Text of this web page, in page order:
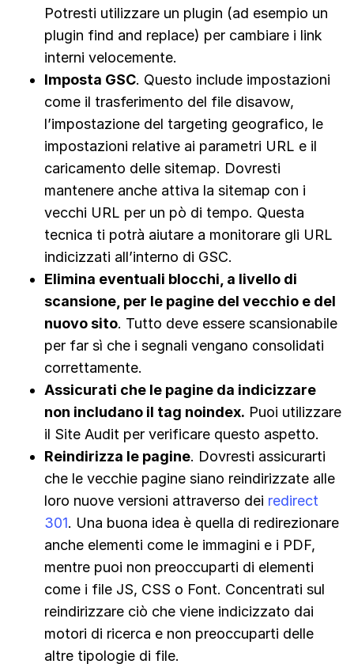
Potresti utilizzare un plugin (ad esempio un
plugin find and replace) per cambiare i link
interni velocemente.
Imposta GSC. Questo include impostazioni
come il trasferimento del file disavow,
l’impostazione del targeting geografico, le
impostazioni relative ai parametri URL e il
caricamento delle sitemap. Dovresti
mantenere anche attiva la sitemap con i
vecchi URL per un pò di tempo. Questa
tecnica ti potrà aiutare a monitorare gli URL
indicizzati all’interno di GSC.
Elimina eventuali blocchi, a livello di
scansione, per le pagine del vecchio e del
nuovo sito. Tutto deve essere scansionabile
per far sì che i segnali vengano consolidati
correttamente.
Assicurati che le pagine da indicizzare
non includano il tag noindex. Puoi utilizzare
il Site Audit per verificare questo aspetto.
Reindirizza le pagine. Dovresti assicurarti
che le vecchie pagine siano reindirizzate alle
loro nuove versioni attraverso dei redirect
301. Una buona idea è quella di redirezionare
anche elementi come le immagini e i PDF,
mentre puoi non preoccuparti di elementi
come i file JS, CSS o Font. Concentrati sul
reindirizzare ciò che viene indicizzato dai
motori di ricerca e non preoccuparti delle
altre tipologie di file.